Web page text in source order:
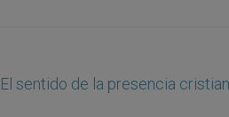
El sentido de la presencia